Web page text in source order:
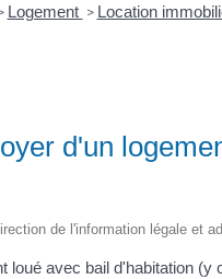
Logement > Location
d'un
de l'information légale et
loué avec bail d'habitation